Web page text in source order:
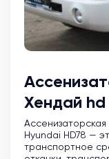
Хендай hd
Hyundai HD78 —
транспортное